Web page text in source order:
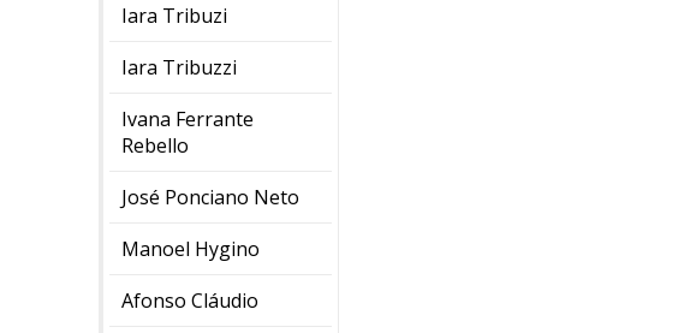
Iara Tribuzi
Iara Tribuzzi
Ivana Ferrante
Rebello
José Ponciano Neto
Manoel Hygino
Afonso Cláudio